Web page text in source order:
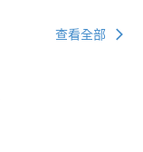
查看全部